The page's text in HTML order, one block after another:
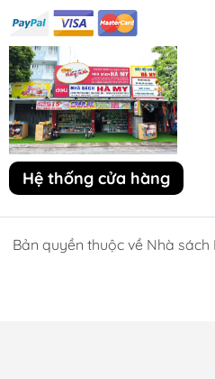
Hệ thống cửa hàng
Bản quyền thuộc về Nhà